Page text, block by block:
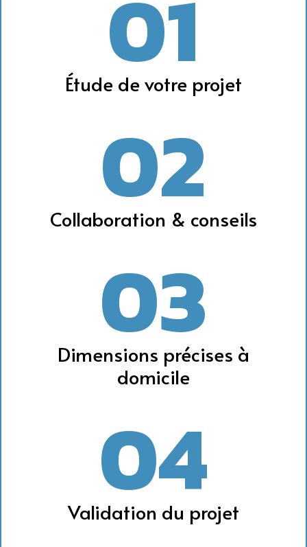
01
Étude de votre projet
02
Collaboration & conseils
03
Dimensions précises à
domicile
04
Validation du projet